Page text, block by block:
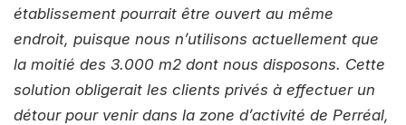
établissement pourrait être ouvert au même
endroit, puisque nous n’utilisons actuellement que
la moitié des 3.000 m2 dont nous disposons. Cette
solution obligerait les clients privés à effectuer un
détour pour venir dans la zone d’activité de Perréal,